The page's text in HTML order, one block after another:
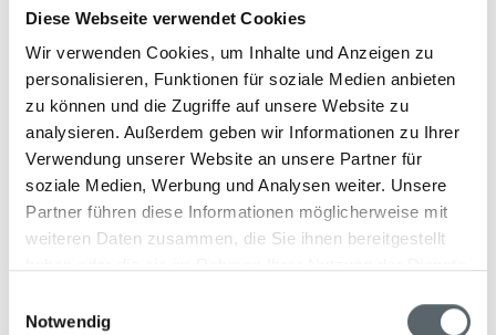
Diese Webseite verwendet Cookies
Wir verwenden Cookies, um Inhalte und Anzeigen zu
personalisieren, Funktionen für soziale Medien anbieten
zu können und die Zugriffe auf unsere Website zu
analysieren. Außerdem geben wir Informationen zu Ihrer
Verwendung unserer Website an unsere Partner für
soziale Medien, Werbung und Analysen weiter. Unsere
Partner führen diese Informationen möglicherweise mit
weiteren Daten zusammen, die Sie ihnen bereitgestellt
Notwendig
Wellness & Fitness
Das Spa ist ein Refugium für Körper, Geist und Seele –
mit individuell abgestimmten Behandlungen, die tief
entspannen und neue Energie schenken. Natürliche
Wirkstoffe wie Manuka-Honig verbinden traditionelle
Heilkunst mit moderner Wellness.
Neben luxuriösen Anwendungen stehen ein beheizter
Infinity-Pool, moderne Fitnessmöglichkeiten und
personalisierte Yoga-Sessions zur Verfügung, die das
Wohlbefinden auf allen Ebenen fördern. Die großzügigen
Behandlungsräume, darunter spezielle Bereiche für
Paare, bieten eine Oase der Ruhe mit beeindruckendem